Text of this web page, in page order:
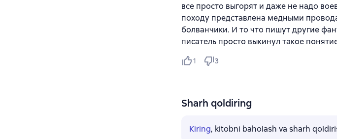
все просто выгорят и даже не надо
походу представлена медными
болванчики. И то что пишут другие
писатель просто выкинул такое
1 3
Sharh qoldiring
Kiring, kitobni baholash va sharh